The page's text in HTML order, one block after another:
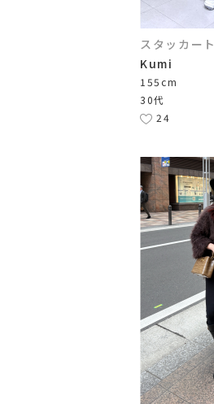
スタッカート
Kumi
155cm
30代
24